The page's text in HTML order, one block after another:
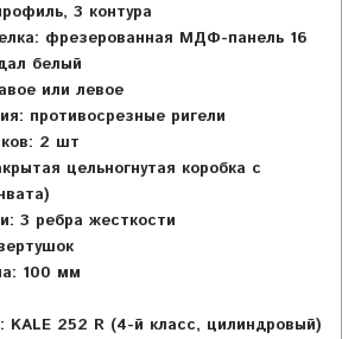
3 контура
фрезерованная МДФ-панель 16
белый
или левое
противосрезные ригели
2 шт
цельногнутая коробка с
3 ребра жесткости
100 мм
KALE 252 R (4-й класс, цилиндровый)